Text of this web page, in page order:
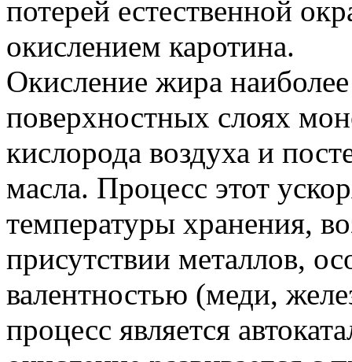
потерей естественной
окислением каротина.
Окисление жира
поверхностных слоях
кислорода воздуха и
масла. Процесс этот
температуры хранения,
присутствии металлов,
валентностью (меди,
процесс является